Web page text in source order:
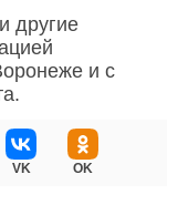
другие
и с
VK OK